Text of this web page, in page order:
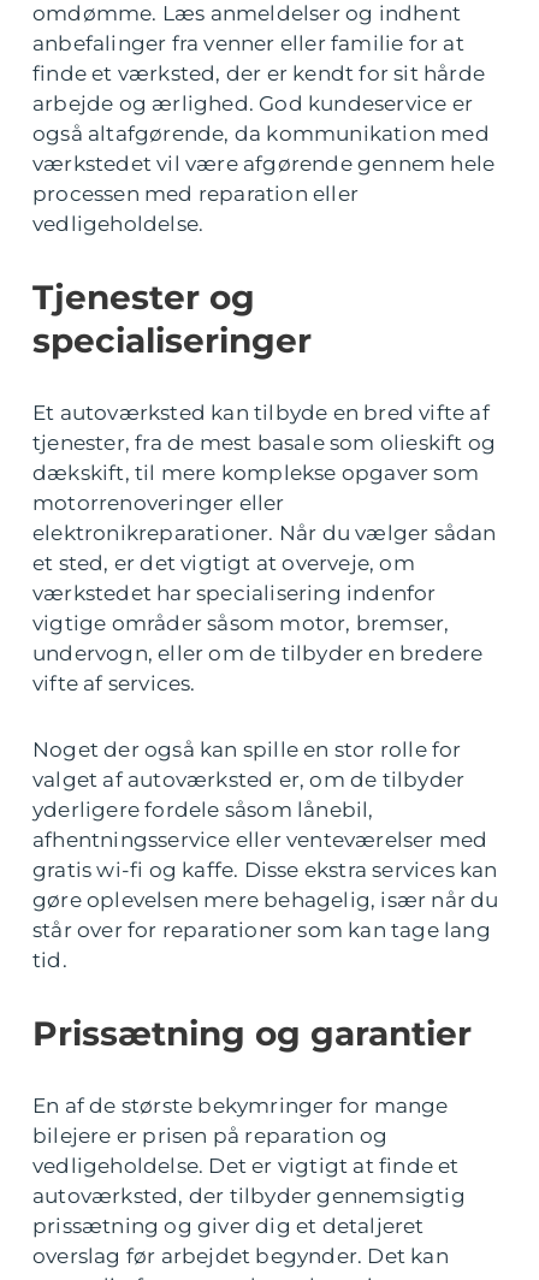
omdømme. Læs anmeldelser og indhent
anbefalinger fra venner eller familie for at
finde et værksted, der er kendt for sit hårde
arbejde og ærlighed. God kundeservice er
også altafgørende, da kommunikation med
værkstedet vil være afgørende gennem hele
processen med reparation eller
vedligeholdelse.
Tjenester og
specialiseringer
Et autoværksted kan tilbyde en bred vifte af
tjenester, fra de mest basale som olieskift og
dækskift, til mere komplekse opgaver som
motorrenoveringer eller
elektronikreparationer. Når du vælger sådan
et sted, er det vigtigt at overveje, om
værkstedet har specialisering indenfor
vigtige områder såsom motor, bremser,
undervogn, eller om de tilbyder en bredere
vifte af services.
Noget der også kan spille en stor rolle for
valget af autoværksted er, om de tilbyder
yderligere fordele såsom lånebil,
afhentningsservice eller venteværelser med
gratis wi-fi og kaffe. Disse ekstra services kan
gøre oplevelsen mere behagelig, især når du
står over for reparationer som kan tage lang
tid.
Prissætning og garantier
En af de største bekymringer for mange
bilejere er prisen på reparation og
vedligeholdelse. Det er vigtigt at finde et
autoværksted, der tilbyder gennemsigtig
prissætning og giver dig et detaljeret
overslag før arbejdet begynder. Det kan